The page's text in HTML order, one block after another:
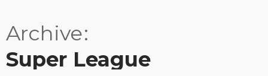
Archive
Super League